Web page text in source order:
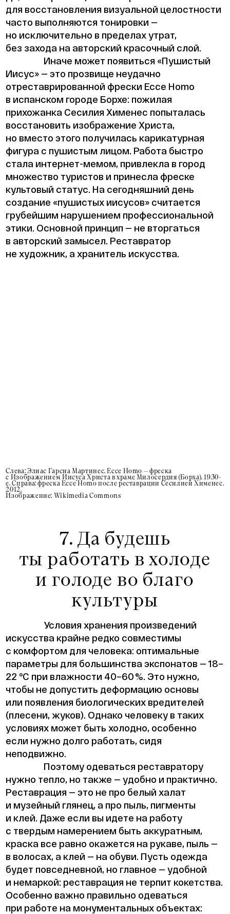
для восстановления визуальной целостности
часто выполняются тонировки —
но исключительно в пределах утрат,
без захода на авторский красочный слой.
Иначе может появиться «Пушистый
Иисус» — это прозвище неудачно
отреставрированной фрески Ecce Homo
в испанском городе Борхе: пожилая
прихожанка Сесилия Хименес попыталась
восстановить изображение Христа,
но вместо этого получилась карикатурная
фигура с пушистым лицом. Работа быстро
стала интернет-мемом, привлекла в город
множество туристов и принесла фреске
культовый статус. На сегодняшний день
создание «пушистых иисусов» считается
грубейшим нарушением профессиональной
этики. Основной принцип — не вторгаться
в авторский замысел. Реставратор
не художник, а хранитель искусства.
Слева: Элиас Гарсиа Мартинес. Ecce Homo — фреска
с Изображением Иисуса Христа в храме Милосердия (Борха). 1930-
е. Справа: фреска Ecce Homo после реставрации Сесилией Хименес.
2012.
Изображение: Wikimedia Commons
7. Да будешь
ты работать в холоде
и голоде во благо
культуры
Условия хранения произведений
искусства крайне редко совместимы
с комфортом для человека: оптимальные
параметры для большинства экспонатов — 18–
22 °C при влажности 40–60 %. Это нужно,
чтобы не допустить деформацию основы
или появления биологических вредителей
(плесени, жуков). Однако человеку в таких
условиях может быть холодно, особенно
если нужно долго работать, сидя
неподвижно.
Поэтому одеваться реставратору
нужно тепло, но также — удобно и практично.
Реставрация — это не про белый халат
и музейный глянец, а про пыль, пигменты
и клей. Даже если вы идете на работу
с твердым намерением быть аккуратным,
краска все равно окажется на рукаве, пыль —
в волосах, а клей — на обуви. Пусть одежда
будет повседневной, но главное — удобной
и немаркой: реставрация не терпит кокетства.
Особенно важно правильно одеваться
при работе на монументальных объектах: